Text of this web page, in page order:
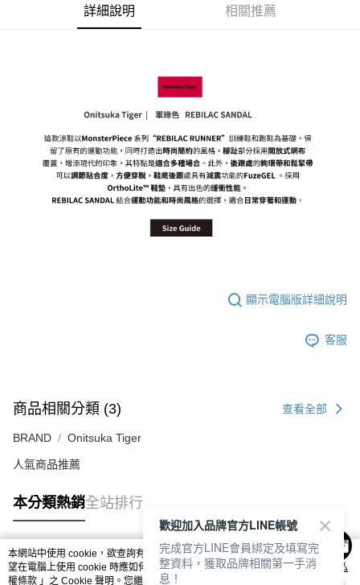
每筆NT$120，滿NT$6,000(含以上)免運費
詳細說明 相關推薦
顯示電腦版詳細說明
客服
商品相關分類 (3) 查看全部
BRAND Onitsuka Tiger
人氣商品推薦
本分類熱銷全站排行
熱門標籤
本網站中使用 cookie，欲查詢有關本網站使用 cookie 方式之詳情，及若您不希
望在電腦上使用 cookie 時應如何變更電腦的 cookie 設定，請參閱本網站「
隱私
權條款 」之 Cookie 聲明。您繼續使用本網站即表示您同意本公司得按本網站使
歡迎加入品牌官方LINE帳號
完成官方LINE會員綁定及填寫完
整資料，獲取品牌相關第一手消
息！